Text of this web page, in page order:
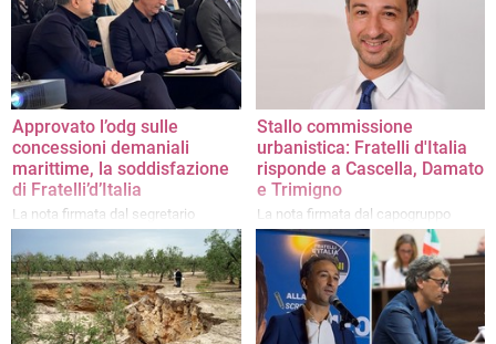
Approvato l’odg sulle
concessioni demaniali
marittime, la soddisfazione
di Fratelli’d’Italia
La nota firmata dal segretario
cittadino Luigi Antonucci
Stallo commissione
urbanistica: Fratelli d'Italia
risponde a Cascella, Damato
e Trimigno
La nota firmata dal capogruppo
consiliare Riccardo Memeo